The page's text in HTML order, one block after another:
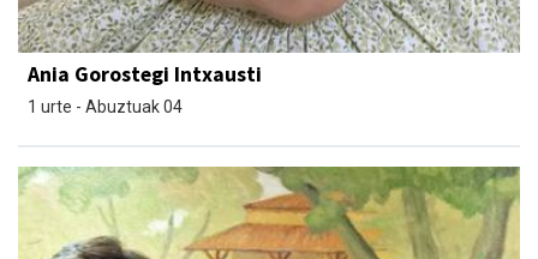
Ania Gorostegi Intxausti
1 urte - Abuztuak 04